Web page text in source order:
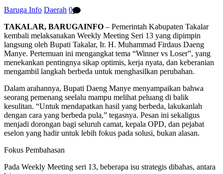
Baruga Info Daerah 0
TAKALAR, BARUGAINFO – Pemerintah Kabupaten Takalar
kembali melaksanakan Weekly Meeting Seri 13 yang dipimpin
langsung oleh Bupati Takalar, Ir. H. Muhammad Firdaus Daeng
Manye. Pertemuan ini mengangkat tema “Winner vs Loser”, yang
menekankan pentingnya sikap optimis, kerja nyata, dan keberanian
mengambil langkah berbeda untuk menghasilkan perubahan.
Dalam arahannya, Bupati Daeng Manye menyampaikan bahwa
seorang pemenang seelalu mampu melihat peluang di balik
kesulitan. “Untuk mendapatkan hasil yang berbeda, lakukanlah
dengan cara yang berbeda pula,” tegasnya. Pesan ini sekaligus
menjadi dorongan bagi seluruh camat, kepala OPD, dan pejabat
eselon yang hadir untuk lebih fokus pada solusi, bukan alasan.
Fokus Pembahasan
Pada Weekly Meeting seri 13, beberapa isu strategis dibahas, antara